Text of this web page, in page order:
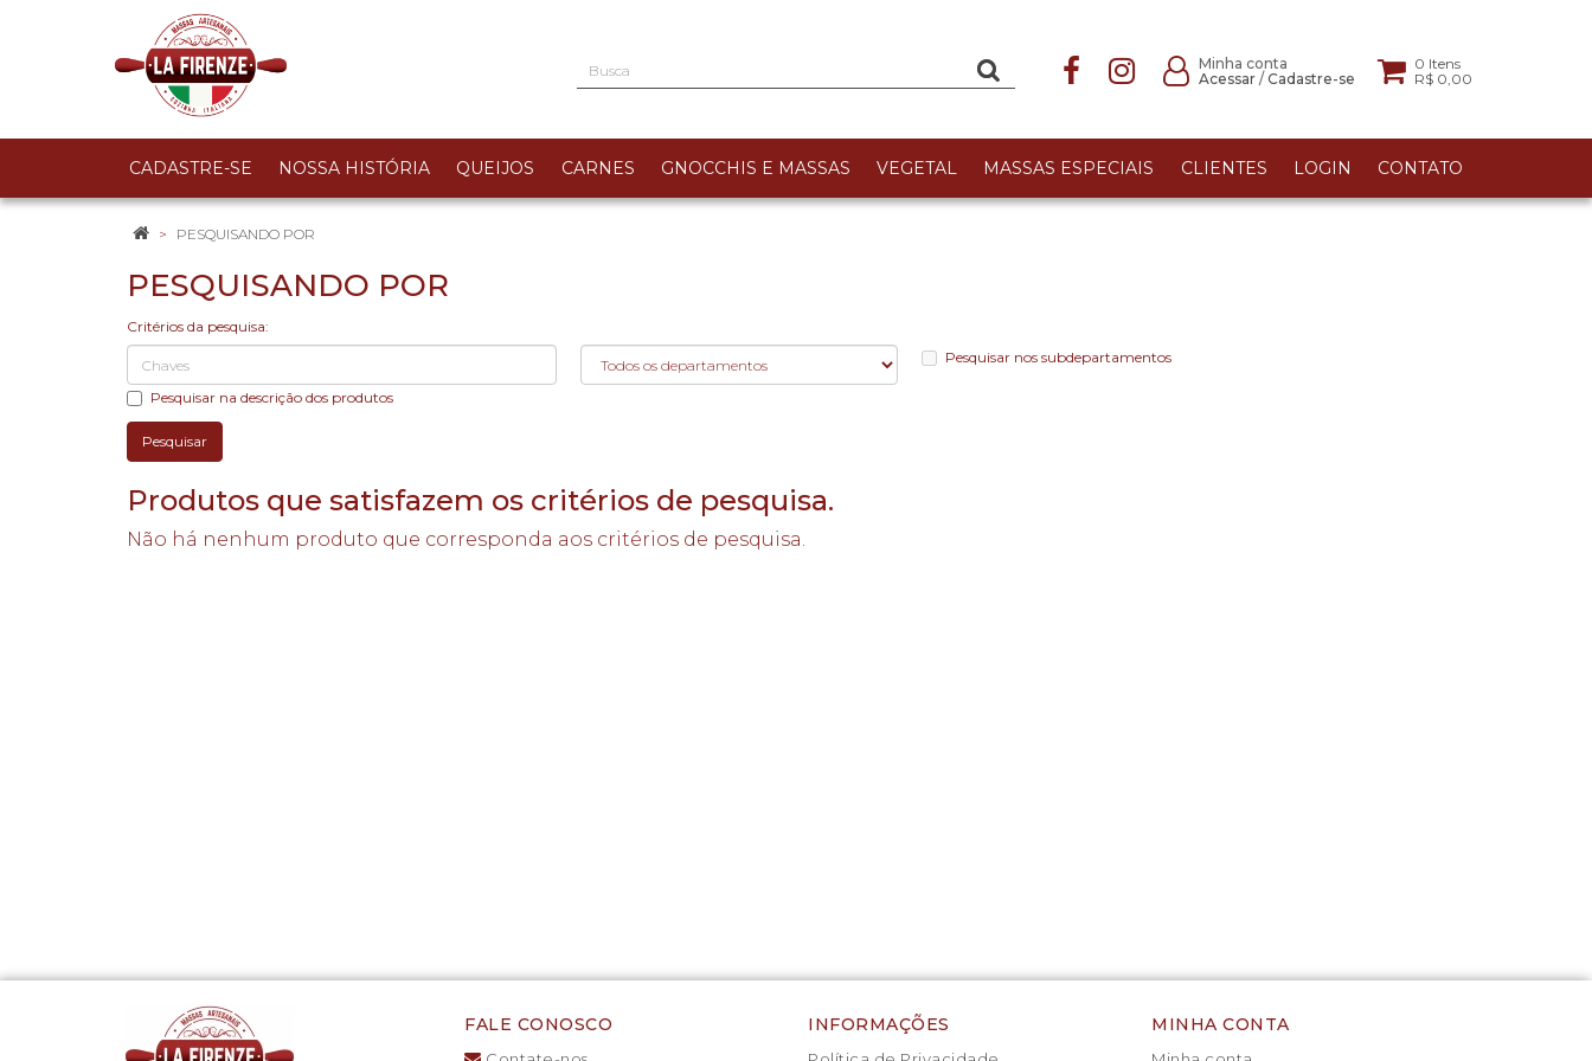
Minha conta
Acessar / Cadastre-se
0 Itens
R$ 0,00
CADASTRE-SE NOSSA HISTÓRIA QUEIJOS CARNES GNOCCHIS E MASSAS VEGETAL MASSAS ESPECIAIS CLIENTES LOGIN CONTATO
PESQUISANDO POR
PESQUISANDO POR
Critérios da pesquisa:
Pesquisar nos subdepartamentos
Pesquisar na descrição dos produtos
Produtos que satisfazem os critérios de pesquisa.
Não há nenhum produto que corresponda aos critérios de pesquisa.
FALE CONOSCO INFORMAÇÕES MINHA CONTA